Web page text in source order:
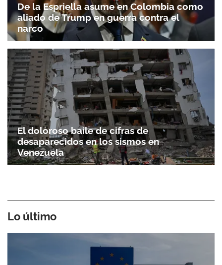
De la Espriella asume en Colombia como
aliado de Trump en guerra contra el
narco
El doloroso baile de cifras de
desaparecidos en los sismos en
Venezuela
Lo último